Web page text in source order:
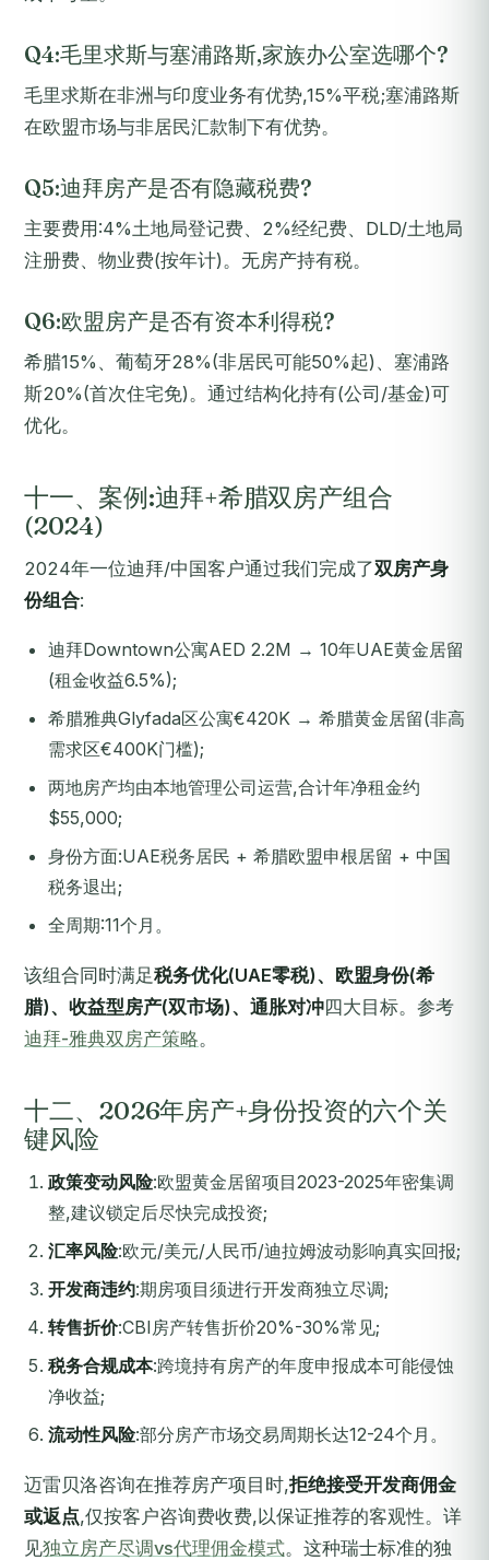
Q4:毛里求斯与塞浦路斯,家族办公室选哪个?
毛里求斯在非洲与印度业务有优势,15%平税;塞浦路斯
在欧盟市场与非居民汇款制下有优势。
Q5:迪拜房产是否有隐藏税费?
主要费用:4%土地局登记费、2%经纪费、DLD/土地局
注册费、物业费(按年计)。无房产持有税。
Q6:欧盟房产是否有资本利得税?
希腊15%、葡萄牙28%(非居民可能50%起)、塞浦路
斯20%(首次住宅免)。通过结构化持有(公司/基金)可
优化。
十一、案例:迪拜+希腊双房产组合
(2024)
2024年一位迪拜/中国客户通过我们完成了双房产身
份组合:
迪拜Downtown公寓AED 2.2M → 10年UAE黄金居留
(租金收益6.5%);
希腊雅典Glyfada区公寓€420K → 希腊黄金居留(非高
需求区€400K门槛);
两地房产均由本地管理公司运营,合计年净租金约
$55,000;
身份方面:UAE税务居民 + 希腊欧盟申根居留 + 中国
税务退出;
全周期:11个月。
该组合同时满足税务优化(UAE零税)、欧盟身份(希
腊)、收益型房产(双市场)、通胀对冲四大目标。参考
迪拜-雅典双房产策略。
十二、2026年房产+身份投资的六个关
键风险
政策变动风险:欧盟黄金居留项目2023-2025年密集调
整,建议锁定后尽快完成投资;
汇率风险:欧元/美元/人民币/迪拉姆波动影响真实回报;
开发商违约:期房项目须进行开发商独立尽调;
转售折价:CBI房产转售折价20%-30%常见;
税务合规成本:跨境持有房产的年度申报成本可能侵蚀
净收益;
流动性风险:部分房产市场交易周期长达12-24个月。
迈雷贝洛咨询在推荐房产项目时,拒绝接受开发商佣金
或返点,仅按客户咨询费收费,以保证推荐的客观性。详
见独立房产尽调vs代理佣金模式。这种瑞士标准的独